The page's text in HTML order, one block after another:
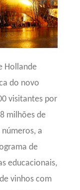
Hollande
do novo
visitantes por
milhões de
números, a
de
educacionais,
vinhos com